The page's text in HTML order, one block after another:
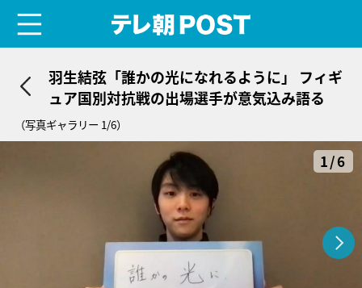
羽生結弦「誰かの光になれるように」 フィギ
ュア国別対抗戦の出場選手が意気込み語る
（写真ギャラリー 1/6）
1/6